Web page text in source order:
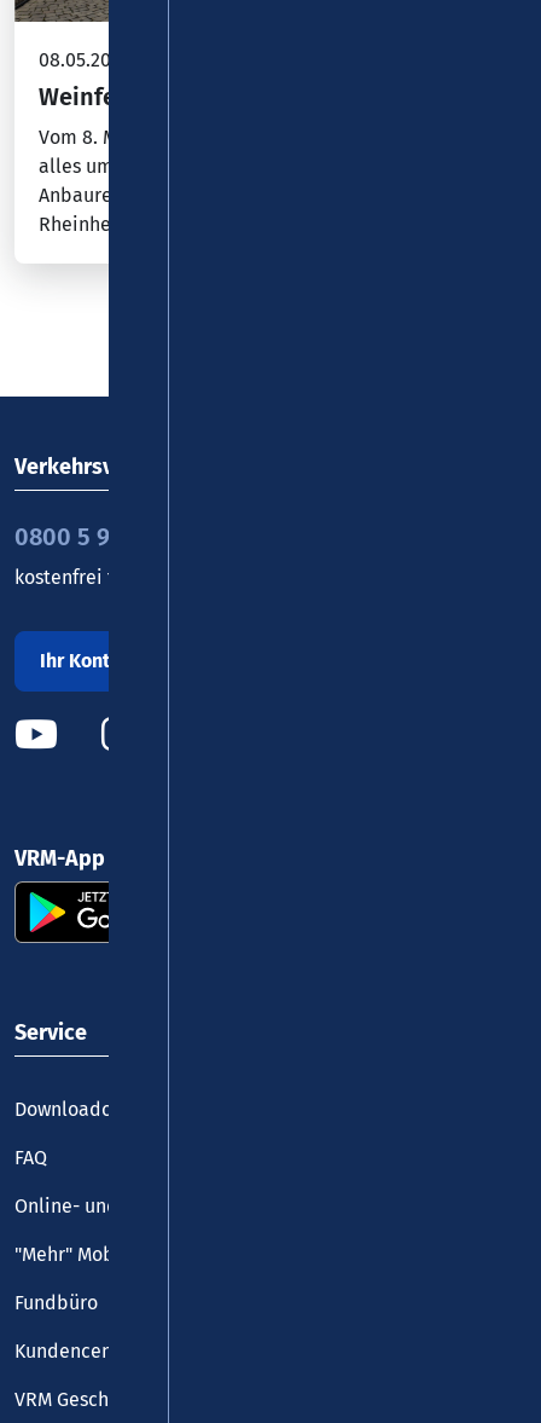
08.05.2026
Weinfestival Koblenz 2026
Vom 8. Mai bis 11. Juli 2026 dreht sich in Koblenz
alles um die Weinkultur – mit Weinen aus den
Anbauregionen Mosel, Mittelrhein, Ahr und
Rheinhessen.…
Verkehrsverbund Rhein-Mosel GmbH
0800 5 986 986
kostenfrei täglich 8 - 20 Uhr
Ihr Kontakt zu uns
VRM-App nutzen und durchstarten
Service
Downloadcenter
FAQ
Online- und Handy-Tickets
"Mehr" Mobilität
Fundbüro
Kundencenter
VRM Geschäftsstelle